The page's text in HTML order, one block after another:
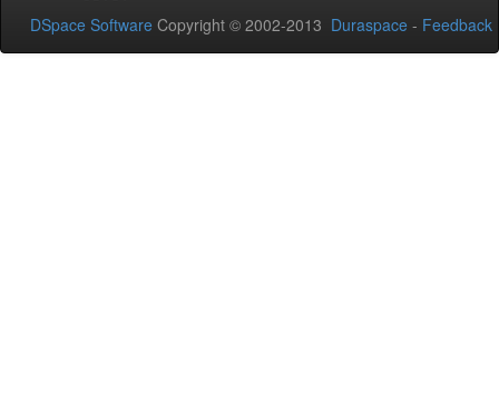
DSpace Software Copyright © 2002-2013 Duraspace - Feedback